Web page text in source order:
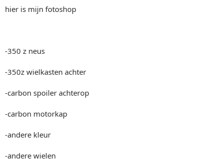
hier is mijn fotoshop
-350 z neus
-350z wielkasten achter
-carbon spoiler achterop
-carbon motorkap
-andere kleur
-andere wielen